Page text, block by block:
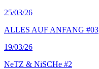
25/03/26
ALLES AUF ANFANG #03
19/03/26
NeTZ & NiSCHe #2